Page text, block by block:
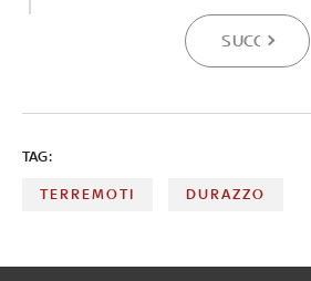
SUCCESSIVA
TAG:
TERREMOTI DURAZZO